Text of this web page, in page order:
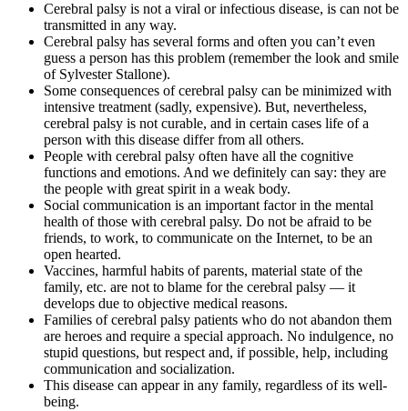
Cerebral palsy is not a viral or infectious disease, is can not be
transmitted in any way.
Cerebral palsy has several forms and often you can’t even
guess a person has this problem (remember the look and smile
of Sylvester Stallone).
Some consequences of cerebral palsy can be minimized with
intensive treatment (sadly, expensive). But, nevertheless,
cerebral palsy is not curable, and in certain cases life of a
person with this disease differ from all others.
People with cerebral palsy often have all the cognitive
functions and emotions. And we definitely can say: they are
the people with great spirit in a weak body.
Social communication is an important factor in the mental
health of those with cerebral palsy. Do not be afraid to be
friends, to work, to communicate on the Internet, to be an
open hearted.
Vaccines, harmful habits of parents, material state of the
family, etc. are not to blame for the cerebral palsy — it
develops due to objective medical reasons.
Families of cerebral palsy patients who do not abandon them
are heroes and require a special approach. No indulgence, no
stupid questions, but respect and, if possible, help, including
communication and socialization.
This disease can appear in any family, regardless of its well-
being.